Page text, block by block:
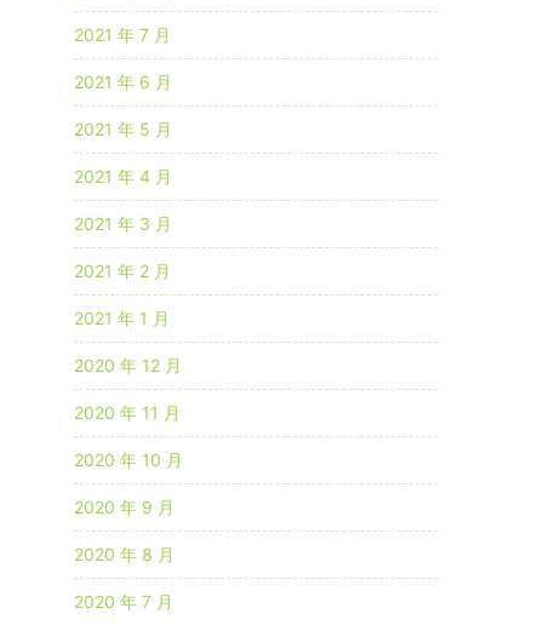
2021 年 7 月
2021 年 6 月
2021 年 5 月
2021 年 4 月
2021 年 3 月
2021 年 2 月
2021 年 1 月
2020 年 12 月
2020 年 11 月
2020 年 10 月
2020 年 9 月
2020 年 8 月
2020 年 7 月